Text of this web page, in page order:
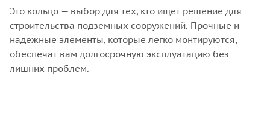
Это кольцо — выбор для тех, кто ищет решение для
строительства подземных сооружений. Прочные и
надежные элементы, которые легко монтируются,
обеспечат вам долгосрочную эксплуатацию без
лишних проблем.